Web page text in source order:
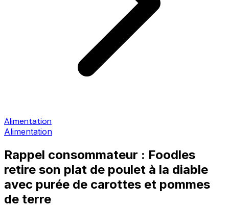
Alimentation
Alimentation
Rappel consommateur : Foodles
retire son plat de poulet à la diable
avec purée de carottes et pommes
de terre